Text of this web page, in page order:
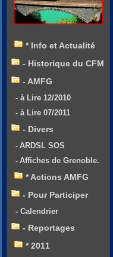
* Info et Actualité
- Historique du CFM
- AMFG
- à Lire 12/2010
- à Lire 07/2011
- Divers
- ARDSL SOS
- Affiches de Grenoble.
* Actions AMFG
- Pour Participer
- Calendrier
- Reportages
* 2011